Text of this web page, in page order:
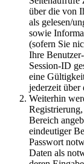
über die von
als gelesen/
sowie
(sofern Sie
Ihre
Session-ID
eine
jederzeit über
Weiterhin
Bereich
eindeutiger
Passwort
Daten als